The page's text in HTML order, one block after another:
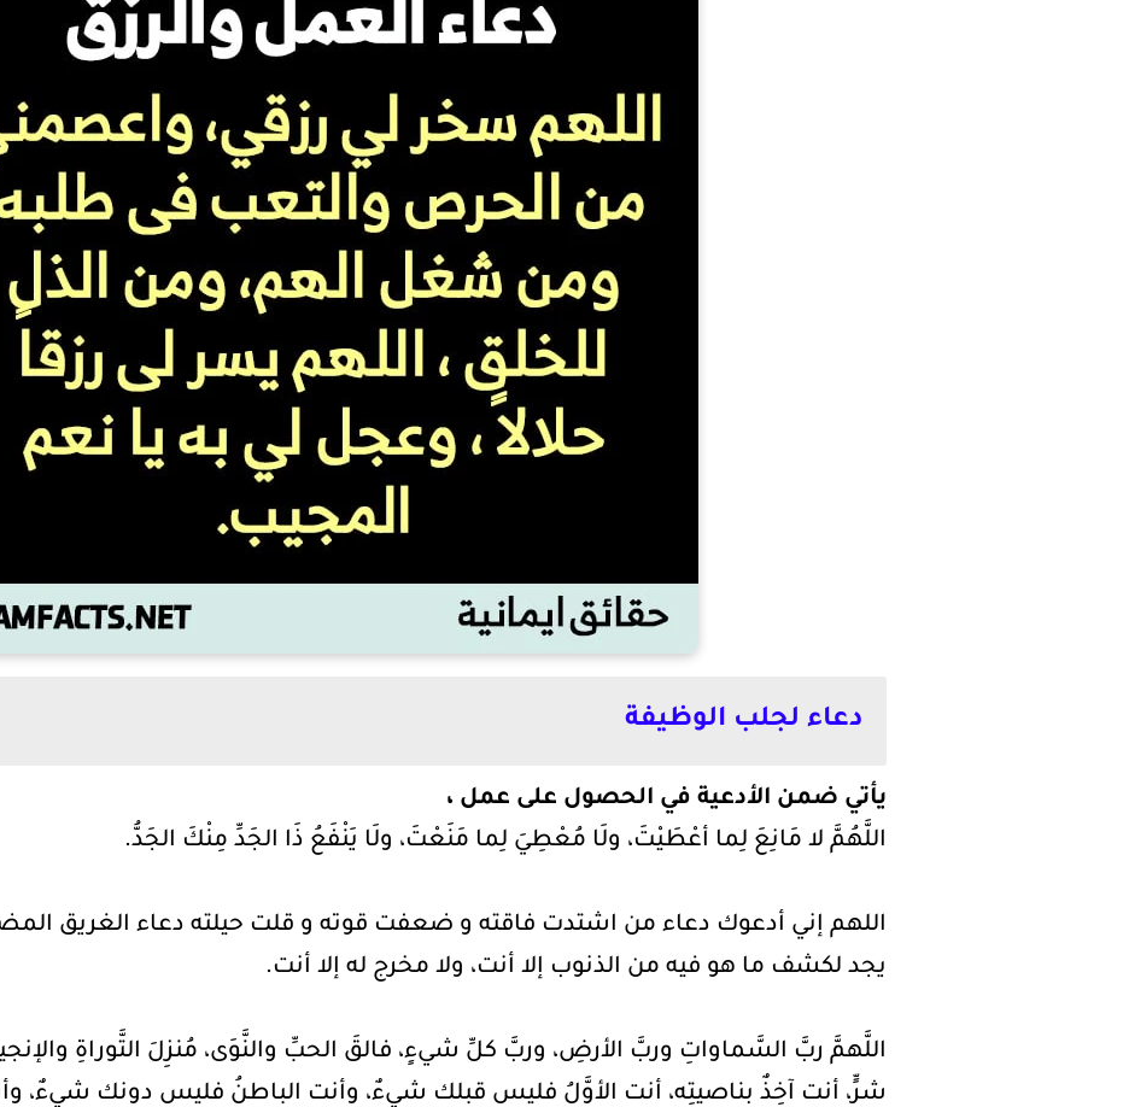
دعاء لجلب الوظيفة
يأتي ضمن الأدعية في الحصول على عمل ،
اللَّهُمَّ لا مَانِعَ لِما أعْطَيْتَ، ولَا مُعْطِيَ لِما مَنَعْتَ، ولَا يَنْفَعُ ذَا الجَدِّ مِنْكَ الجَدُّ.
اللهم إني أدعوك دعاء من اشتدت فاقته و ضعفت قوته و قلت حيلته دعاء الغريق
يجد لكشف ما هو فيه من الذنوب إلا أنت، ولا مخرج له إلا أنت.
اللَّهمَّ ربَّ السَّماواتِ وربَّ الأرضِ، وربَّ كلِّ شيءٍ، فالقَ الحبِّ والنَّوَى، مُنزِلَ التَّوراةِ
شرٍّ، أنت آخِذٌ بناصيتِه، أنت الأوَّلُ فليس قبلك شيءٌ، وأنت الباطنُ فليس دونك شيءٌ،